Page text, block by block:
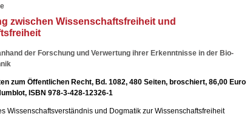
zwischen Wissenschaftsfreiheit und
der Forschung und Verwertung ihrer Erkenntnisse in der Bio-
zum Öffentlichen Recht, Bd. 1082, 480 Seiten, broschiert, 86,00 Euro
ISBN 978-3-428-12326-1
Wissenschaftsverständnis und Dogmatik zur Wissenschaftsfreiheit